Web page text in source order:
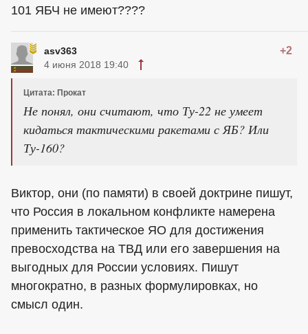
101 ЯБЧ не имеют????
asv363 +2
4 июня 2018 19:40
Цитата: Прокат
Не понял, они считают, что Ту-22 не умеет
кидаться тактическими ракетами с ЯБ? Или
Ту-160?
Виктор, они (по памяти) в своей доктрине пишут,
что Россия в локальном конфликте намерена
применить тактическое ЯО для достижения
превосходства на ТВД или его завершения на
выгодных для России условиях. Пишут
многократно, в разных формулировках, но
смысл один.